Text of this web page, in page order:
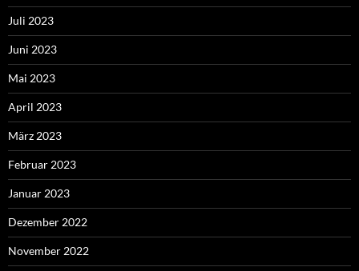
Juli 2023
Juni 2023
Mai 2023
April 2023
März 2023
Februar 2023
Januar 2023
Dezember 2022
November 2022